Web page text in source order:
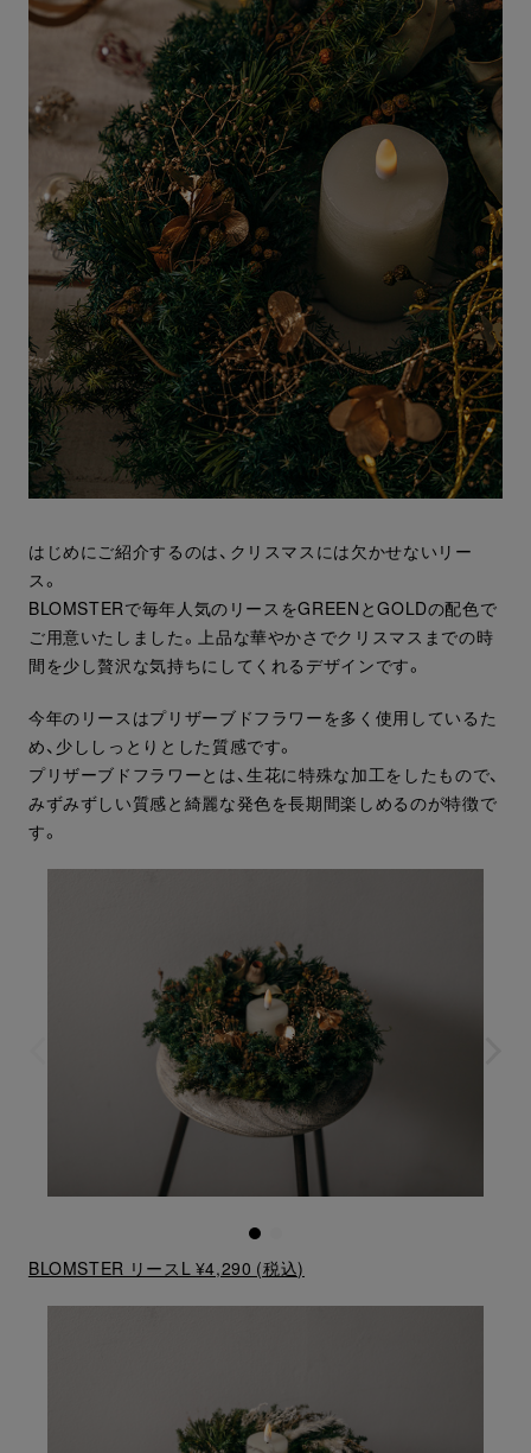
はじめにご紹介するのは、クリスマスには欠かせないリー
ス。
BLOMSTERで毎年人気のリースをGREENとGOLDの配色で
ご用意いたしました。上品な華やかさでクリスマスまでの時
間を少し贅沢な気持ちにしてくれるデザインです。
今年のリースはプリザーブドフラワーを多く使用しているた
め、少ししっとりとした質感です。
プリザーブドフラワーとは、生花に特殊な加工をしたもので、
みずみずしい質感と綺麗な発色を長期間楽しめるのが特徴で
す。
BLOMSTER リースL ¥4,290 (税込)